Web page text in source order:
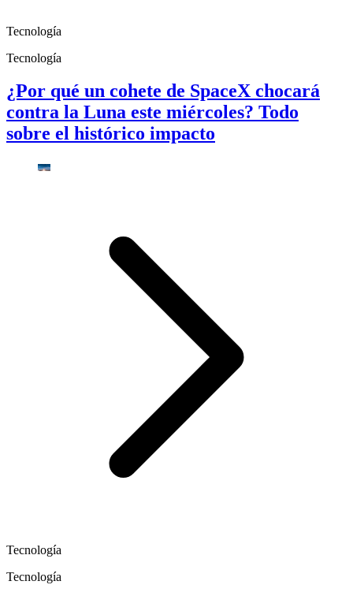
Tecnología
Tecnología
¿Por qué un cohete de SpaceX chocará
contra la Luna este miércoles? Todo
sobre el histórico impacto
Tecnología
Tecnología